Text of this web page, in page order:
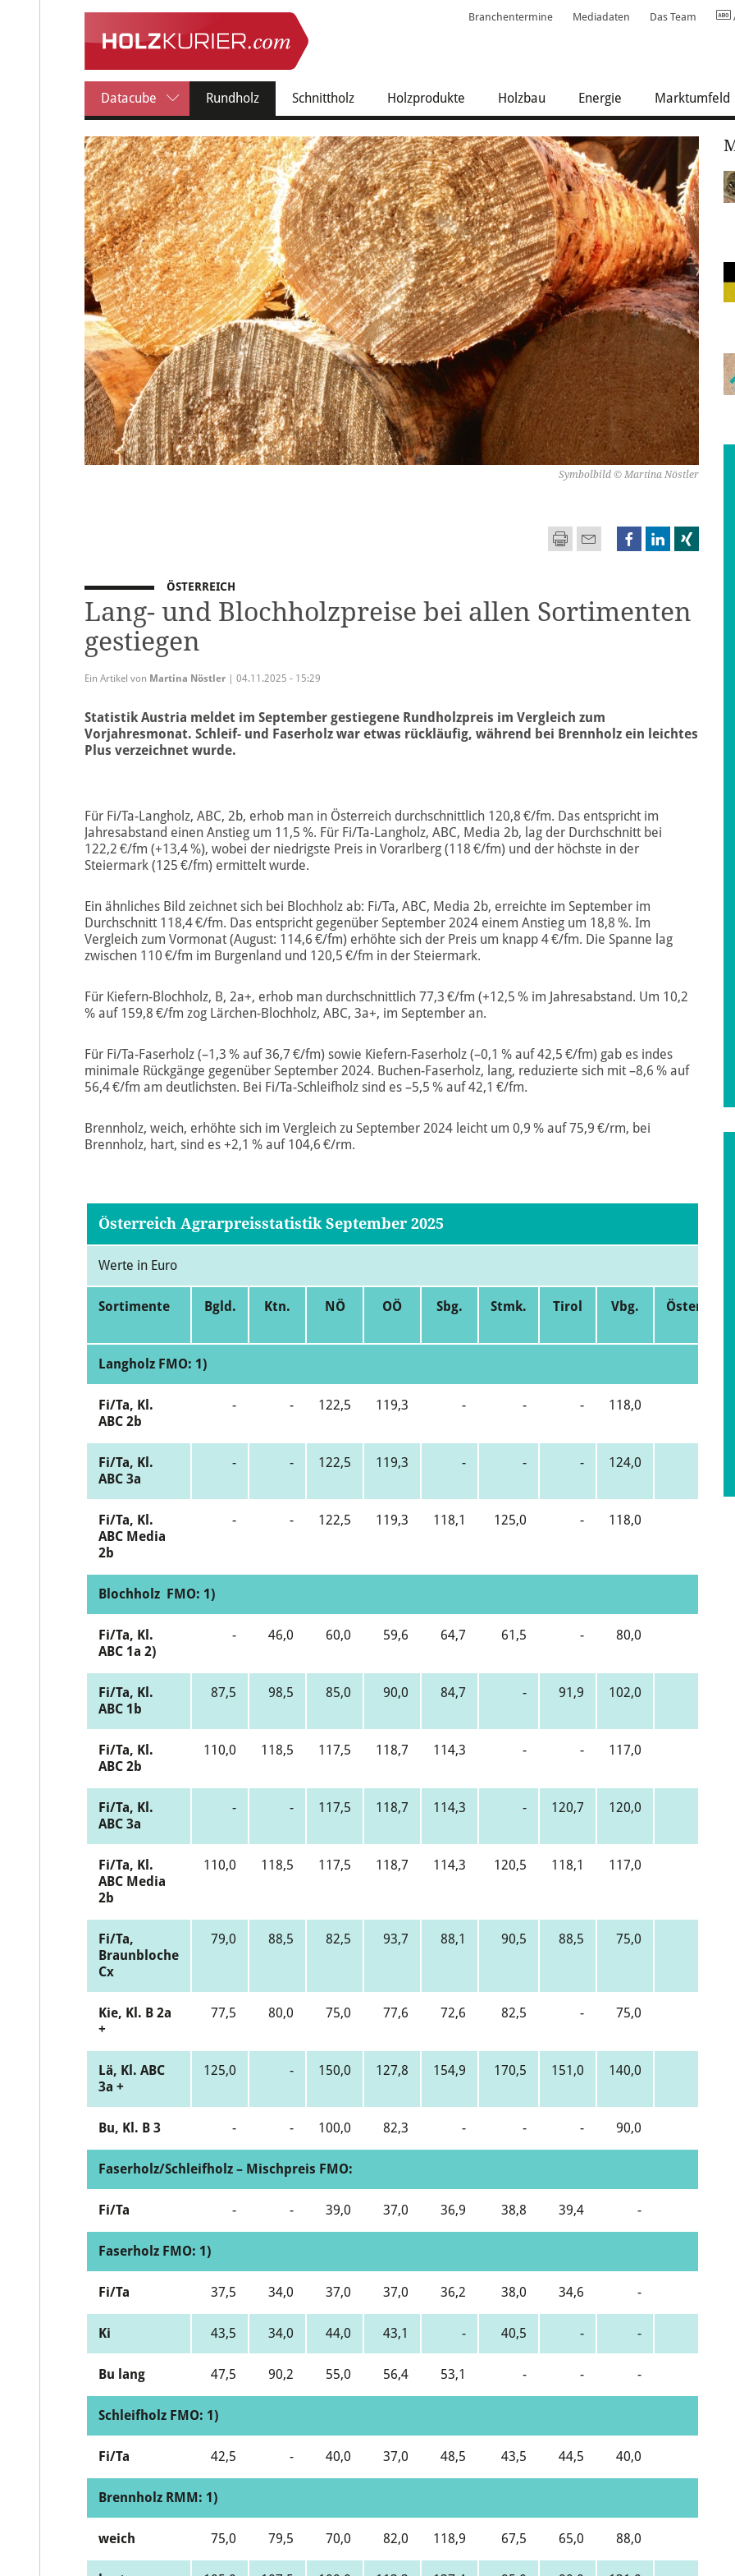
Branchentermine Mediadaten Das Team
Datacube Rundholz(current)Schnittholz Holzprodukte Holzbau Energie Marktumfeld
Symbolbild © Martina Nöstler
ÖSTERREICH
Lang- und Blochholzpreise bei allen Sortimenten
gestiegen
Ein Artikel von Martina Nöstler | 04.11.2025 - 15:29
Statistik Austria meldet im September gestiegene Rundholzpreis im Vergleich zum
Vorjahresmonat. Schleif- und Faserholz war etwas rückläufig, während bei Brennholz ein leichtes
Plus verzeichnet wurde.
Für Fi/Ta-Langholz, ABC, 2b, erhob man in Österreich durchschnittlich 120,8 €/fm. Das entspricht im
Jahresabstand einen Anstieg um 11,5 %. Für Fi/Ta-Langholz, ABC, Media 2b, lag der Durchschnitt bei
122,2 €/fm (+13,4 %), wobei der niedrigste Preis in Vorarlberg (118 €/fm) und der höchste in der
Steiermark (125 €/fm) ermittelt wurde.
Ein ähnliches Bild zeichnet sich bei Blochholz ab: Fi/Ta, ABC, Media 2b, erreichte im September im
Durchschnitt 118,4 €/fm. Das entspricht gegenüber September 2024 einem Anstieg um 18,8 %. Im
Vergleich zum Vormonat (August: 114,6 €/fm) erhöhte sich der Preis um knapp 4 €/fm. Die Spanne lag
zwischen 110 €/fm im Burgenland und 120,5 €/fm in der Steiermark.
Für Kiefern-Blochholz, B, 2a+, erhob man durchschnittlich 77,3 €/fm (+12,5 % im Jahresabstand. Um 10,2
% auf 159,8 €/fm zog Lärchen-Blochholz, ABC, 3a+, im September an.
Für Fi/Ta-Faserholz (–1,3 % auf 36,7 €/fm) sowie Kiefern-Faserholz (–0,1 % auf 42,5 €/fm) gab es indes
minimale Rückgänge gegenüber September 2024. Buchen-Faserholz, lang, reduzierte sich mit –8,6 % auf
56,4 €/fm am deutlichsten. Bei Fi/Ta-Schleifholz sind es –5,5 % auf 42,1 €/fm.
Brennholz, weich, erhöhte sich im Vergleich zu September 2024 leicht um 0,9 % auf 75,9 €/rm, bei
Brennholz, hart, sind es +2,1 % auf 104,6 €/rm.
Österreich Agrarpreisstatistik September 2025
Werte in Euro
Sortimente Bgld. Ktn. NÖ OÖ Sbg. Stmk. Tirol Vbg. Österreich
Langholz FMO: 1)
Fi/Ta, Kl.
ABC 2b
- - 122,5 119,3 - - - 118,0
Fi/Ta, Kl.
ABC 3a
- - 122,5 119,3 - - - 124,0
Fi/Ta, Kl.
ABC Media
2b
- - 122,5 119,3 118,1 125,0 - 118,0
Blochholz FMO: 1)
Fi/Ta, Kl.
ABC 1a 2)
- 46,0 60,0 59,6 64,7 61,5 - 80,0
Fi/Ta, Kl.
ABC 1b
87,5 98,5 85,0 90,0 84,7 - 91,9 102,0
Fi/Ta, Kl.
ABC 2b
110,0 118,5 117,5 118,7 114,3 - - 117,0
Fi/Ta, Kl.
ABC 3a
- - 117,5 118,7 114,3 - 120,7 120,0
Fi/Ta, Kl.
ABC Media
2b
110,0 118,5 117,5 118,7 114,3 120,5 118,1 117,0
Fi/Ta,
Braunbloche
Cx
79,0 88,5 82,5 93,7 88,1 90,5 88,5 75,0
Kie, Kl. B 2a
+
77,5 80,0 75,0 77,6 72,6 82,5 - 75,0
Lä, Kl. ABC
3a +
125,0 - 150,0 127,8 154,9 170,5 151,0 140,0
Bu, Kl. B 3 - - 100,0 82,3 - - - 90,0
Faserholz/Schleifholz – Mischpreis FMO:
Fi/Ta - - 39,0 37,0 36,9 38,8 39,4 -
Faserholz FMO: 1)
Fi/Ta 37,5 34,0 37,0 37,0 36,2 38,0 34,6 -
Ki 43,5 34,0 44,0 43,1 - 40,5 - -
Bu lang 47,5 90,2 55,0 56,4 53,1 - - -
Schleifholz FMO: 1)
Fi/Ta 42,5 - 40,0 37,0 48,5 43,5 44,5 40,0
Brennholz RMM: 1)
weich 75,0 79,5 70,0 82,0 118,9 67,5 65,0 88,0